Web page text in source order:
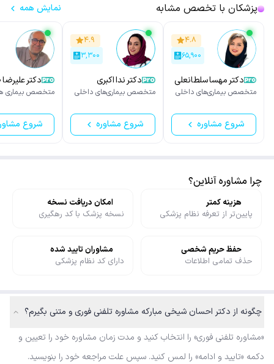
پزشکان با تخصص مشابه نمایش همه
۴.۸
۶۵,۹۰۰
دکتر مهسا سلطانعلی
پور
متخصص بیماری‌های داخلی
شروع مشاوره
۴.۹
۳,۳۰۰
دکتر ندا اکبری
متخصص بیماری‌های داخلی
شروع مشاوره
دکتر
پور
متخصص بیماری
شروع
چرا مشاوره آنلاین؟
هزینه کمتر
پایین‌تر از تعرفه نظام پزشکی
امکان دریافت نسخه
نسخه پزشک با کد رهگیری
حفظ حریم شخصی
حذف تمامی اطلاعات
مشاوران تایید شده
دارای کد نظام پزشکی
چگونه از دکتر احسان شیخی مبارکه مشاوره تلفنی فوری و متنی بگیرم؟
«مشاوره تلفنی فوری» را انتخاب کنید و مدت زمان مشاوره خود را تعیین و
دکمه «تایید و ادامه» را لمس کنید. سپس علت مراجعه خود را بنویسید.